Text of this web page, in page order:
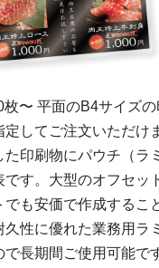
枚〜 平面のB4サイズ
してご注文いただけ
印刷物にパウチ（ラ
です。大型のオフセッ
も安価で作成するこ
久性に優れた業務用ラ
で長期間ご使用可能で